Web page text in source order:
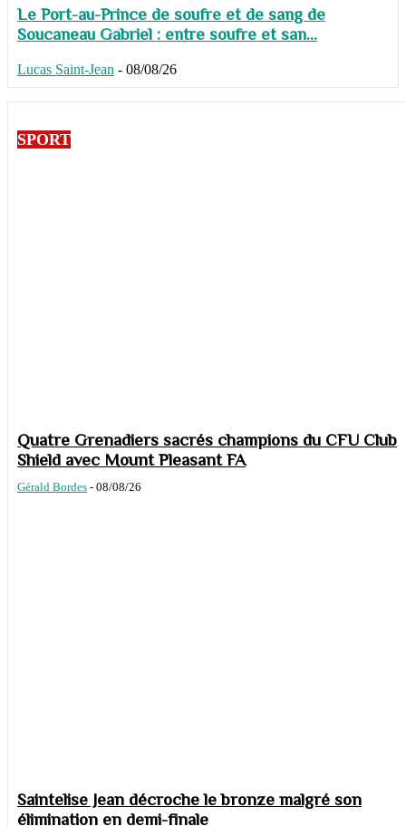
Le Port-au-Prince de soufre et de sang de
Soucaneau Gabriel : entre soufre et san...
Lucas Saint-Jean - 08/08/26
SPORT
Quatre Grenadiers sacrés champions du CFU Club
Shield avec Mount Pleasant FA
Gérald Bordes - 08/08/26
Saintelise Jean décroche le bronze malgré son
élimination en demi-finale